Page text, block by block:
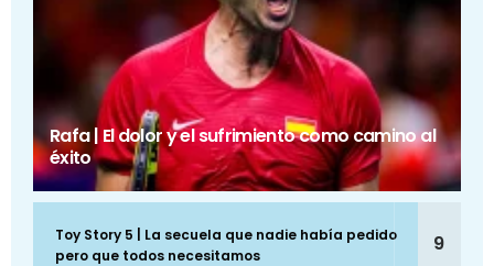
Rafa | El dolor y el sufrimiento como camino al
éxito
Toy Story 5 | La secuela que nadie había pedido
pero que todos necesitamos
9